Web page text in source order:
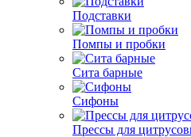
Подставки
Помпы и пробки
Сита барные
Сифоны
Прессы для